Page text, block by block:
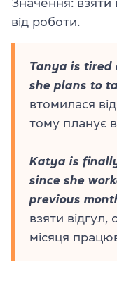
Значення: взяти
від роботи.
Tanya is tired
she plans to
втомилася
тому планує
Katya is
since she
previous
взяти відгул,
місяця